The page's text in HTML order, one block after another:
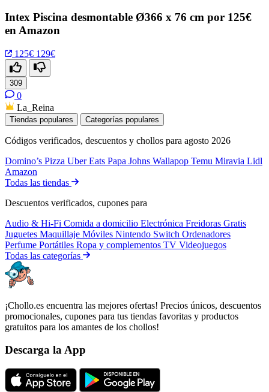
Intex Piscina desmontable Ø366 x 76 cm por 125€
en Amazon
125€ 129€
309
0
La_Reina
Tiendas populares Categorías populares
Códigos verificados, descuentos y chollos para agosto 2026
Domino’s Pizza Uber Eats Papa Johns Wallapop Temu Miravia Lidl
Amazon
Todas las tiendas
Descuentos verificados, cupones para
Audio & Hi-Fi Comida a domicilio Electrónica Freidoras Gratis
Juguetes Maquillaje Móviles Nintendo Switch Ordenadores
Perfume Portátiles Ropa y complementos TV Videojuegos
Todas las categorías
¡Chollo.es encuentra las mejores ofertas! Precios únicos, descuentos
promocionales, cupones para tus tiendas favoritas y productos
gratuitos para los amantes de los chollos!
Descarga la App